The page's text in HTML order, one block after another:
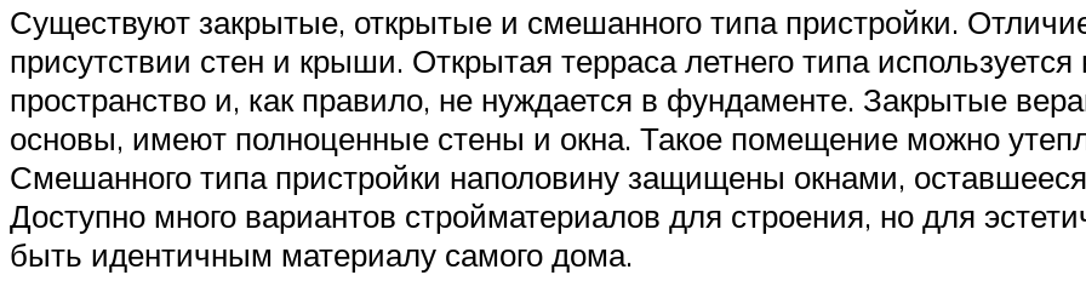
Существуют закрытые, открытые и смешанного типа пристройки.
присутствии стен и крыши. Открытая терраса летнего типа
пространство и, как правило, не нуждается в фундаменте. Закрытые
основы, имеют полноценные стены и окна. Такое помещение можно
Смешанного типа пристройки наполовину защищены окнами,
Доступно много вариантов стройматериалов для строения, но для
быть идентичным материалу самого дома.